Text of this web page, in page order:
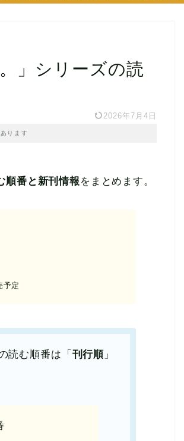
」シリーズの読
2026年7月4日
ります
順番と新刊情報 をまとめます。
予定
読む順番は「 刊行順 」